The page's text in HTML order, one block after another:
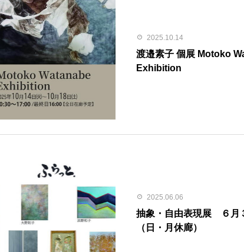
2025.10.14
渡邉素子 個展 Motoko
Exhibition
2025.06.06
抽象・自由表現展 ６月
（日・月休廊）